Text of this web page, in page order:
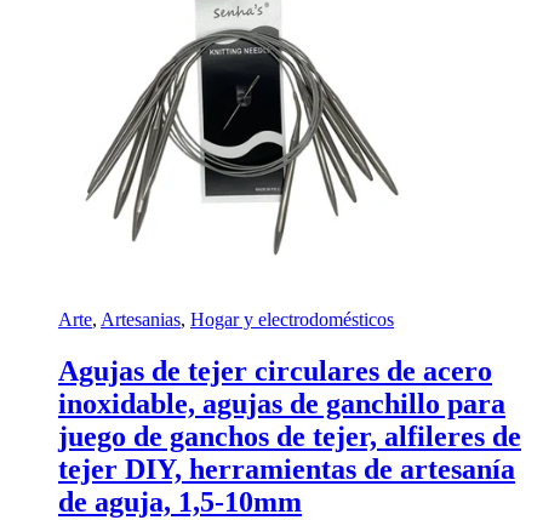
Arte, Artesanias, Hogar y electrodomésticos
Agujas de tejer circulares de acero
inoxidable, agujas de ganchillo para
juego de ganchos de tejer, alfileres de
tejer DIY, herramientas de artesanía
de aguja, 1,5-10mm